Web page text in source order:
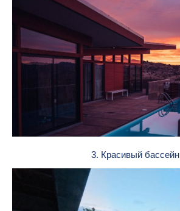
3. Красивый бассейн